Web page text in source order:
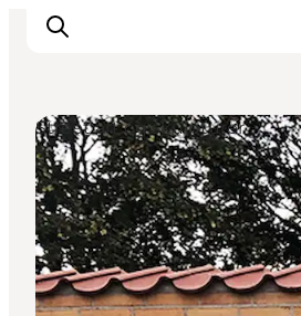
Inspiration
Vandreruter
Planlægning
Street art og skulpturer